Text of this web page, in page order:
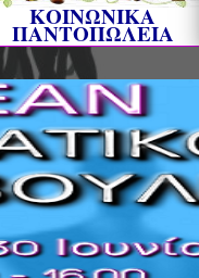
ΚΟΙΝΩΝΙΚΑ
ΠΑΝΤΟΠΩΛΕΙΑ